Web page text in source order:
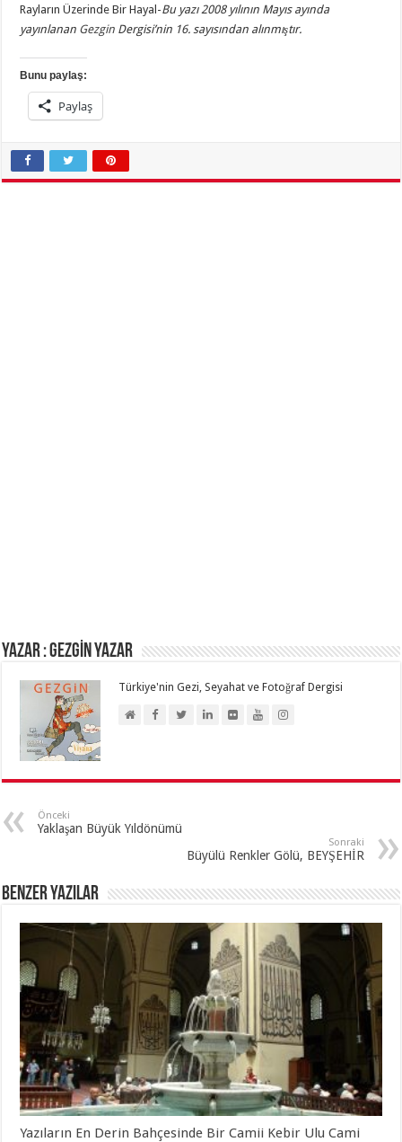
Rayların Üzerinde Bir Hayal-Bu yazı 2008 yılının Mayısayında
yayınlanan Gezgin Dergisi’nin 16. sayısından alınmıştır.
Bunu paylaş:
Paylaş
Yazar : GEZGİN YAZAR
Türkiye'nin Gezi, Seyahat ve Fotoğraf Dergisi
Önceki
Yaklaşan Büyük Yıldönümü
Sonraki
Büyülü Renkler Gölü, BEYŞEHİR
Benzer Yazılar
Yazıların En Derin Bahçesinde Bir Camii Kebir Ulu Cami